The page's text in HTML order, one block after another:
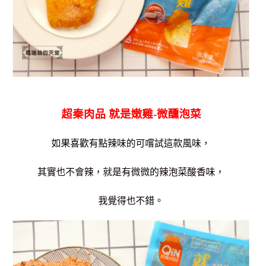
超秦肉品 就是嫩雞-微醺泡菜
如果喜歡有點辣味的可嚐試這款風味，
其實也不會辣，就是有微微的辣泡菜酸香味，
我覺得也不錯。